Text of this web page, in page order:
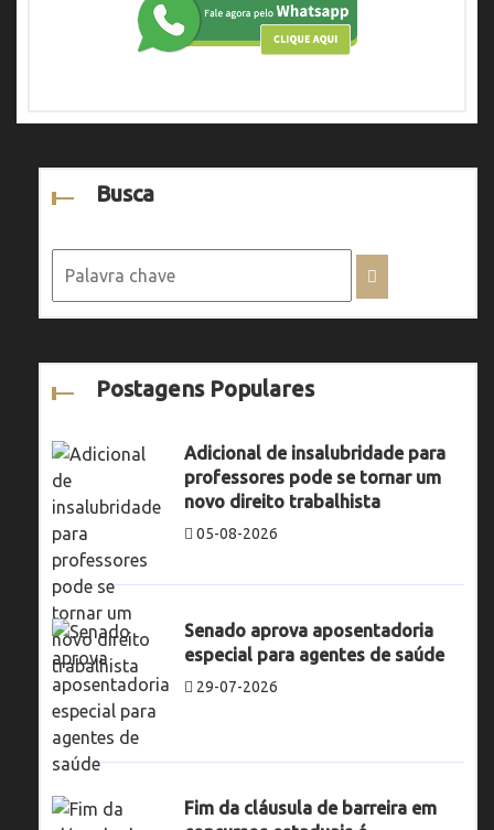
Busca
Postagens Populares
Adicional de insalubridade para
professores pode se tornar um
novo direito trabalhista
05-08-2026
Senado aprova aposentadoria
especial para agentes de saúde
29-07-2026
Fim da cláusula de barreira em